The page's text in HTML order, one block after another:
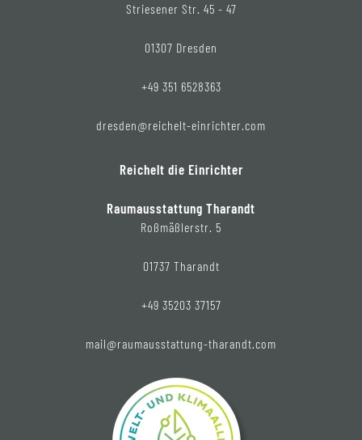
Striesener Str. 45 - 47
01307 Dresden
+49 351 6528363
dresden@reichelt-einrichter.com
Reichelt die Einrichter
Raumausstattung Tharandt
Roßmäßlerstr. 5
01737 Tharandt
+49 35203 37157
mail@raumausstattung-tharandt.com